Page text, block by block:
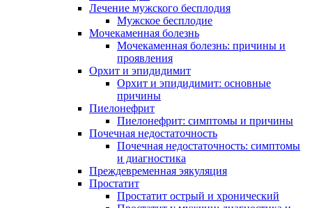
Лечение мужского бесплодия
Мужское бесплодие
Мочекаменная болезнь
Мочекаменная болезнь: причины и
проявления
Орхит и эпидидимит
Орхит и эпидидимит: основные
причины
Пиелонефрит
Пиелонефрит: симптомы и причины
Почечная недостаточность
Почечная недостаточность: симптомы
и диагностика
Преждевременная эякуляция
Простатит
Простатит острый и хронический